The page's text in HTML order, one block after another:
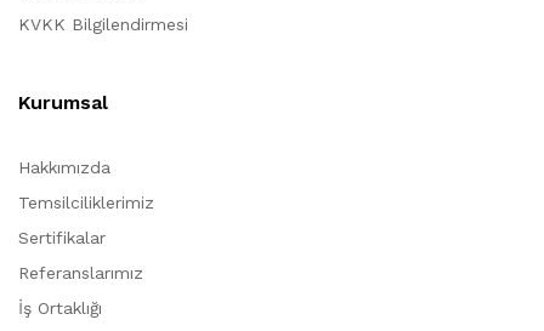
KVKK Bilgilendirmesi
Kurumsal
Hakkımızda
Temsilciliklerimiz
Sertifikalar
Referanslarımız
İş Ortaklığı